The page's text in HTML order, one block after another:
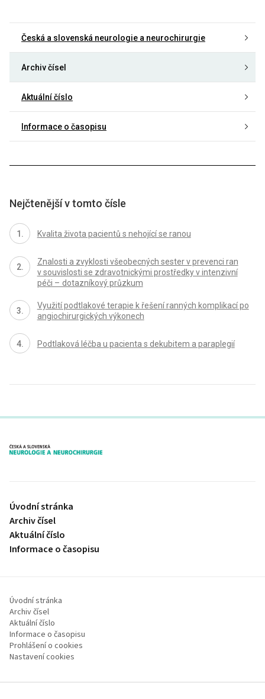
Česká a slovenská neurologie a neurochirurgie
Archiv čísel
Aktuální číslo
Informace o časopisu
Nejčtenější v tomto čísle
Kvalita života pacientů s nehojící se ranou
Znalosti a zvyklosti všeobecných sester v prevenci ran
v souvislosti se zdravotnickými prostředky v intenzivní
péči – dotazníkový průzkum
Využití podtlakové terapie k řešení ranných komplikací po
angiochirurgických výkonech
Podtlaková léčba u pa­cienta s dekubitem a paraplegií
proLékaře.cz
Úvodní stránka
Archiv čísel
Aktuální číslo
Informace o časopisu
Úvodní stránka
Archiv čísel
Aktuální číslo
Informace o časopisu
Prohlášení o cookies
Nastavení cookies